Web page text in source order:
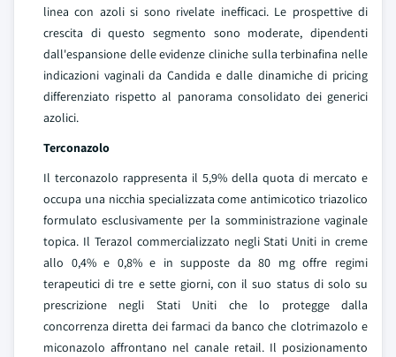
linea con azoli si sono rivelate inefficaci. Le prospettive di
crescita di questo segmento sono moderate, dipendenti
dall'espansione delle evidenze cliniche sulla terbinafina nelle
indicazioni vaginali da Candida e dalle dinamiche di pricing
differenziato rispetto al panorama consolidato dei generici
azolici.
Terconazolo
Il terconazolo rappresenta il 5,9% della quota di mercato e
occupa una nicchia specializzata come antimicotico triazolico
formulato esclusivamente per la somministrazione vaginale
topica. Il Terazol commercializzato negli Stati Uniti in creme
allo 0,4% e 0,8% e in supposte da 80 mg offre regimi
terapeutici di tre e sette giorni, con il suo status di solo su
prescrizione negli Stati Uniti che lo protegge dalla
concorrenza diretta dei farmaci da banco che clotrimazolo e
miconazolo affrontano nel canale retail. Il posizionamento